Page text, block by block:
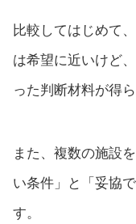
比較してはじめて
は希望に近いけど
った判断材料が得ら
また、複数の施設
い条件」と「妥協
す。